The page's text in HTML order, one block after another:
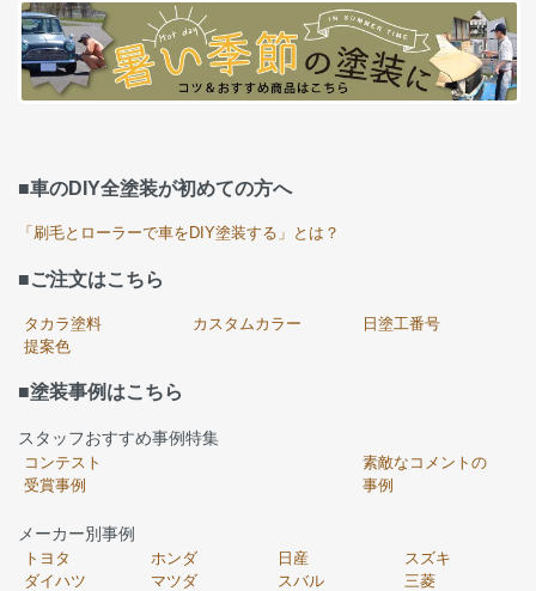
■車のDIY全塗装が初めての方へ
「刷毛とローラーで車をDIY塗装する」とは？
■ご注文はこちら
タカラ塗料
提案色
カスタムカラー 日塗工番号
■塗装事例はこちら
スタッフおすすめ事例特集
コンテスト
受賞事例
素敵なコメントの
事例
メーカー別事例
トヨタ ホンダ 日産
スズキ
ダイハツ
マツダ スバル
三菱